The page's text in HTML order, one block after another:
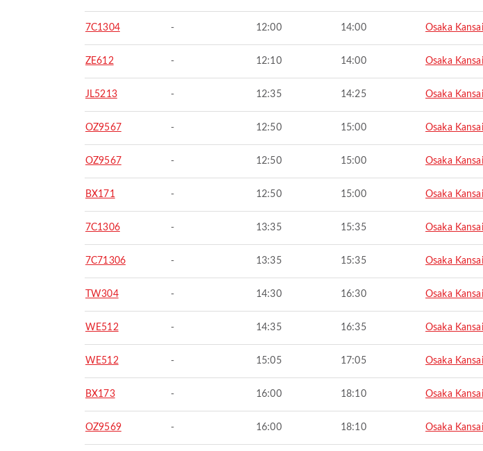
7C1304 - 12:00 14:00 Osaka Kansai
ZE612 - 12:10 14:00 Osaka Kansai
JL5213 - 12:35 14:25 Osaka Kansai
OZ9567 - 12:50 15:00 Osaka Kansai
OZ9567 - 12:50 15:00 Osaka Kansai
BX171 - 12:50 15:00 Osaka Kansai
7C1306 - 13:35 15:35 Osaka Kansai
7C71306 - 13:35 15:35 Osaka Kansai
TW304 - 14:30 16:30 Osaka Kansai
WE512 - 14:35 16:35 Osaka Kansai
WE512 - 15:05 17:05 Osaka Kansai
BX173 - 16:00 18:10 Osaka Kansai
OZ9569 - 16:00 18:10 Osaka Kansai